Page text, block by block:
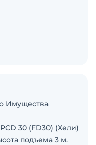
Имущества
30 (FD30) (Хели)
подъема 3 м.